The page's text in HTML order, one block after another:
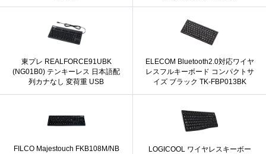
東プレ REALFORCE91UBK
(NG01B0) テンキーレス 日本語配
列カナなし 変荷重 USB
ELECOM Bluetooth2.0対応ワイヤ
レスフルキーボード コンパクトサ
イズ ブラック TK-FBP013BK
FILCO Majestouch FKB108M/NB
LOGICOOL ワイヤレスキーボー